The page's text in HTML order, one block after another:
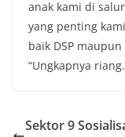
anak kami di
yang penting
baik DSP
“Ungkapnya
Sektor 9